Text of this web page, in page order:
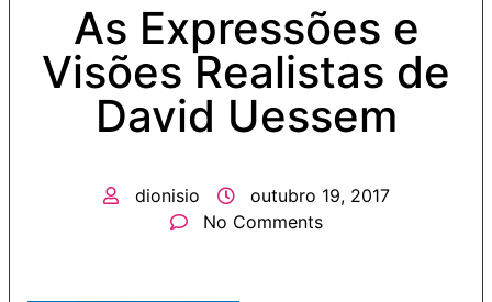
As Expressões e
Visões Realistas de
David Uessem
dionisio
outubro 19, 2017
No Comments